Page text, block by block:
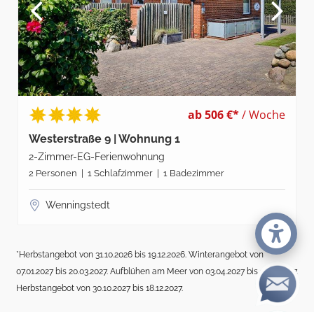
ab 506 €*/ Woche
Westerstraße 9 | Wohnung 1
2-Zimmer-EG-Ferienwohnung
2 Personen | 1 Schlafzimmer | 1 Badezimmer
Wenningstedt
*Herbstangebot von 31.10.2026 bis 19.12.2026. Winterangebot von
07.01.2027 bis 20.03.2027. Aufblühen am Meer von 03.04.2027 bis 17.04.2027.
Herbstangebot von 30.10.2027 bis 18.12.2027.